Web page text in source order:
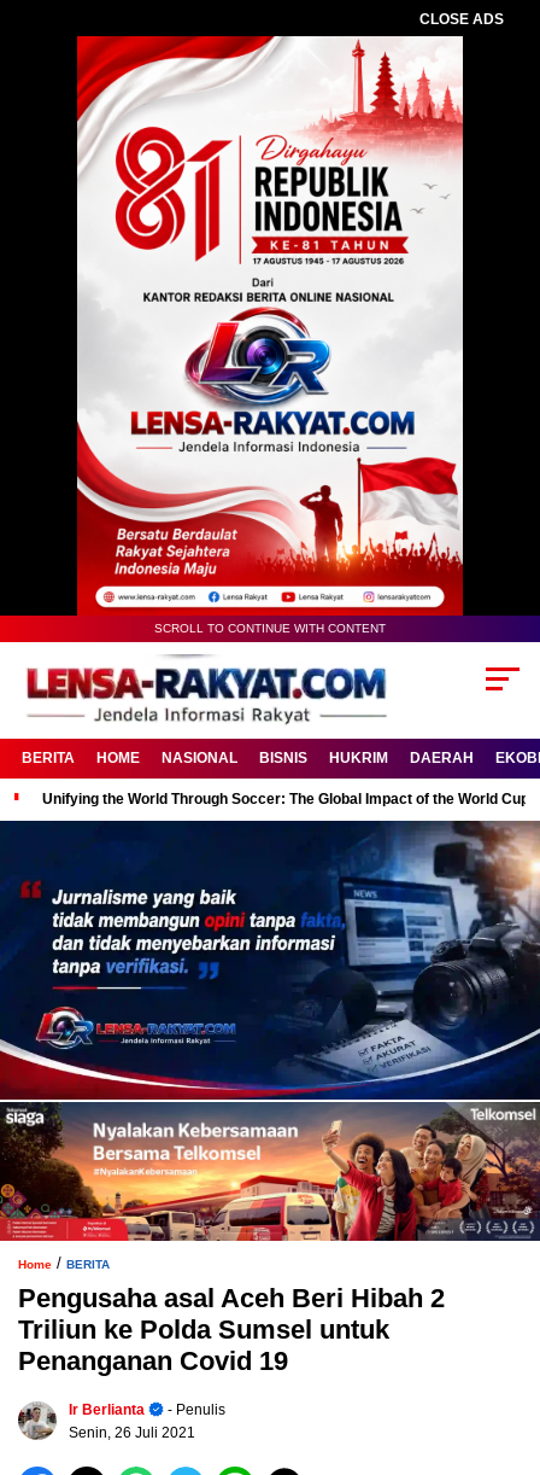
CLOSE ADS
SCROLL TO CONTINUE WITH CONTENT
BERITA HOME NASIONAL BISNIS HUKRIM DAERAH
Unifying the World Through Soccer: The Global Impact of the World Cup
Home / BERITA
Pengusaha asal Aceh Beri Hibah 2
Triliun ke Polda Sumsel untuk
Penanganan Covid 19
Ir Berlianta
- Penulis
Senin, 26 Juli 2021